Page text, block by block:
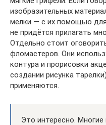
изобразительных
мелки — с их помощью
не придётся прилагать
Отдельно стоит
фломастеров. Они
контура и прорисовки
создании рисунка
применяются.
Это интересно.